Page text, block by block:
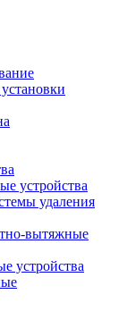
устройства
удаления
вытяжные
устройства